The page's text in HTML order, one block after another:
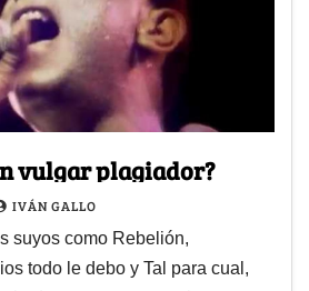
vulgar plagiador?
IVÁN GALLO
suyos como Rebelión,
todo le debo y Tal para cual,